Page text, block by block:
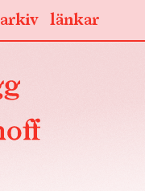
länkar
arkiv